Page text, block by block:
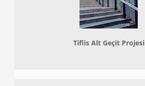
Tiflis Alt Geçit Projesi